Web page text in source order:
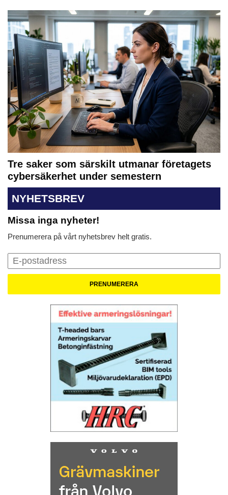
Tre saker som särskilt utmanar företagets
cybersäkerhet under semestern
NYHETSBREV
Missa inga nyheter!
Prenumerera på vårt nyhetsbrev helt gratis.